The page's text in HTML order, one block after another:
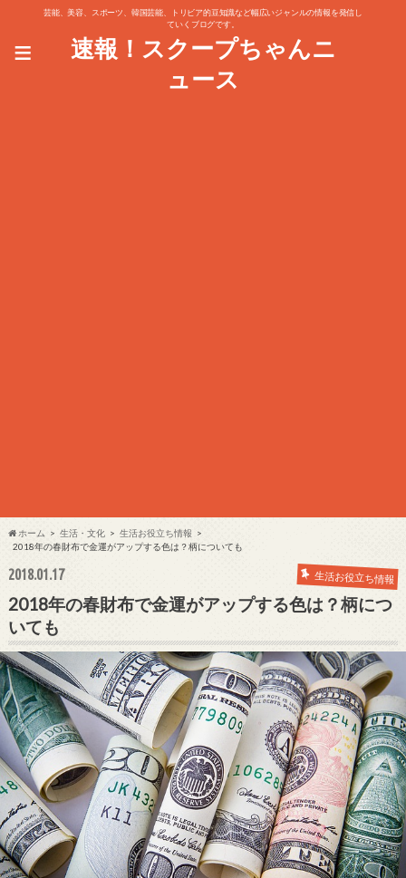
芸能、美容、スポーツ、韓国芸能、トリビア的豆知識など幅広いジャンルの情報を発信し
ていくブログです。
速報！スクープちゃんニ
ュース
≡
ホーム 生活・文化
生活お役立ち情報
2018年の春財布で金運がアップする色は？柄についても
2018.01.17 生活お役立ち情報
2018年の春財布で金運がアップする色は？柄につ
いても